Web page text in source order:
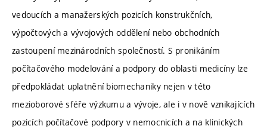
vedoucích a manažerských pozicích konstrukčních,
výpočtových a vývojových oddělení nebo obchodních
zastoupení mezinárodních společností. S pronikáním
počítačového modelování a podpory do oblasti medicíny lze
předpokládat uplatnění biomechaniky nejen v této
mezioborové sféře výzkumu a vývoje, ale i v nově vznikajících
pozicích počítačové podpory v nemocnicích a na klinických